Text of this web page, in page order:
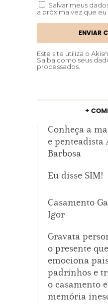
Salvar meus
a próxima vez que
Este site utiliza o
Saiba como seus
processados
+
Conheça a
e penteadista
Barbosa
Eu disse SIM!
Casamento
Igor
Gravata
o presente que
emociona
padrinhos e
o casamento
memória